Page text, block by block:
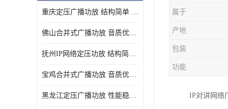
重庆定压广播功放 结构简单 传输距离远
佛山合并式广播功放 音质优美清晰 输出电压大 电流小
抚州IP网络定压功放 结构简单 多应用于公共场合
宝鸡合并式广播功放 音质优美清晰 维护方便
黑龙江定压广播功放 性能稳定 无限扩容
属于
产地
包装
功能
IP对讲网络